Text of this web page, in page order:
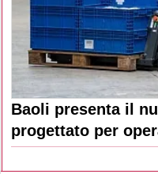
Baoli presenta il
progettato per